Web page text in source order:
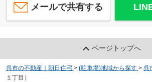
メールで共有する
ページトップへ
呉市の不動産｜朝日住宅 > (駐車場)地域から探す > 呉
１丁目）